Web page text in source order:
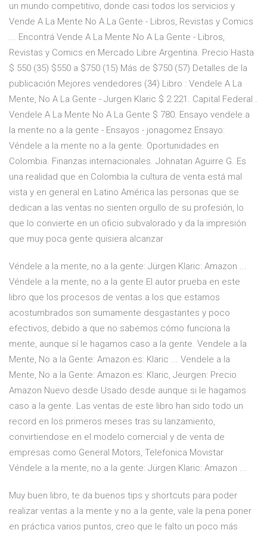
un mundo competitivo, donde casi todos los servicios y
Vende A La Mente No A La Gente - Libros, Revistas y Comics
... Encontrá Vende A La Mente No A La Gente - Libros,
Revistas y Comics en Mercado Libre Argentina. Precio Hasta
$ 550 (35) $550 a $750 (15) Más de $750 (57) Detalles de la
publicación Mejores vendedores (34) Libro : Vendele A La
Mente, No A La Gente - Jurgen Klaric $ 2.221. Capital Federal .
Vendele A La Mente No A La Gente $ 780. Ensayo vendele a
la mente no a la gente - Ensayos - jonagomez Ensayo:
Véndele a la mente no a la gente. Oportunidades en
Colombia. Finanzas internacionales. Johnatan Aguirre G. Es
una realidad que en Colombia la cultura de venta está mal
vista y en general en Latino América las personas que se
dedican a las ventas no sienten orgullo de su profesión, lo
que lo convierte en un oficio subvalorado y da la impresión
que muy poca gente quisiera alcanzar
Véndele a la mente, no a la gente: Jürgen Klaric: Amazon ...
Véndele a la mente, no a la gente El autor prueba en este
libro que los procesos de ventas a los que estamos
acostumbrados son sumamente desgastantes y poco
efectivos, debido a que no sabemos cómo funciona la
mente, aunque sí le hagamos caso a la gente. Vendele a la
Mente, No a la Gente: Amazon.es: Klaric ... Vendele a la
Mente, No a la Gente: Amazon.es: Klaric, Jeurgen: Precio
Amazon Nuevo desde Usado desde aunque si le hagamos
caso a la gente. Las ventas de este libro han sido todo un
record en los primeros meses tras su lanzamiento,
convirtiendose en el modelo comercial y de venta de
empresas como General Motors, Telefonica Movistar
Véndele a la mente, no a la gente: Jürgen Klaric: Amazon ...
Muy buen libro, te da buenos tips y shortcuts para poder
realizar ventas a la mente y no a la gente, vale la pena poner
en práctica varios puntos, creo que le falto un poco más